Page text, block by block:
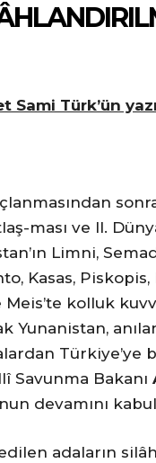
Türk’ün
ması ve II.
Limni,
Kasas,
Meis’te kolluk
Yunanistan,
Türkiye’ye
Savunma Bakanı
devamını
adaların